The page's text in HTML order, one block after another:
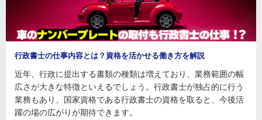
行政書士の仕事内容とは？資格を活かせる働き方を解説
近年、行政に提出する書類の種類は増えており、業務範囲の幅
広さが大きな特徴といえるでしょう。行政書士が独占的に行う
業務もあり、国家資格である行政書士の資格を取ると、今後活
躍の場の広がりが期待できます。